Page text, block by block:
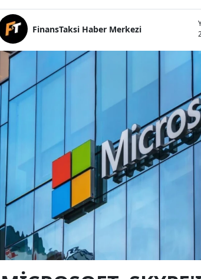
FinansTaksi Haber Merkezi